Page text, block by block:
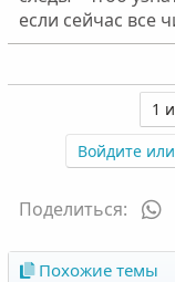
если сейчас все
1
Войдите
Поделиться:
Похожие темы